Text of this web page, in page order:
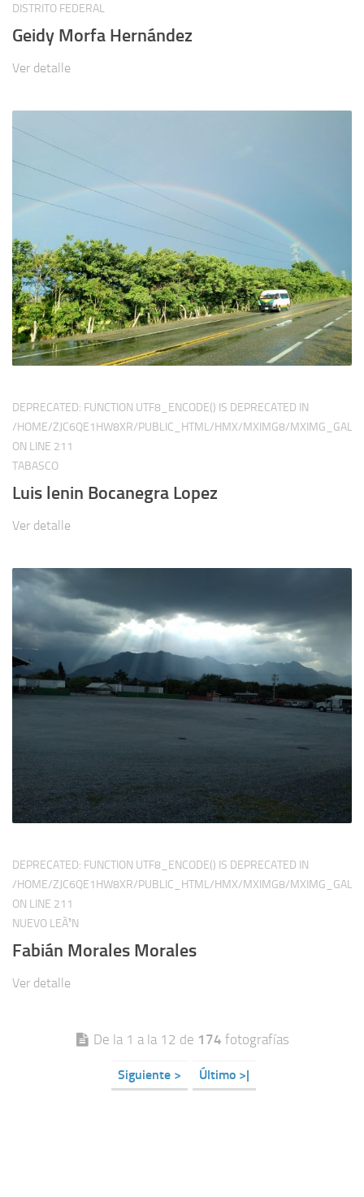
DISTRITO FEDERAL
Geidy Morfa Hernández
Ver detalle
DEPRECATED: FUNCTION UTF8_ENCODE() IS DEPRECATED IN
/HOME/ZJC6QE1HW8XR/PUBLIC_HTML/HMX/MXIMG8/
ON LINE 211
TABASCO
Luis lenin Bocanegra Lopez
Ver detalle
DEPRECATED: FUNCTION UTF8_ENCODE() IS DEPRECATED IN
/HOME/ZJC6QE1HW8XR/PUBLIC_HTML/HMX/MXIMG8/
ON LINE 211
NUEVO LEÃ³N
Fabián Morales Morales
Ver detalle
De la 1 a la 12 de 174 fotografías
Siguiente > Último >|